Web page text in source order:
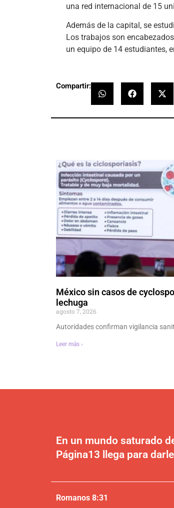
una red internacional de 15
Además de la capital, se
Los trabajos son
un equipo de 14 estudiantes,
Compartir:
México sin casos de
lechuga
agosto 7, 2026
Autoridades confirman vigilancia
Leer más ›
En un mundo saturado
Página13 llega para
Romanos 8:31